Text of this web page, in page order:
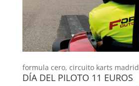
formula cero, circuito karts madrid
DÍA DEL PILOTO 11 EUROS